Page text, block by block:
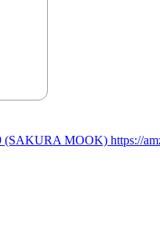
MOOK) https://